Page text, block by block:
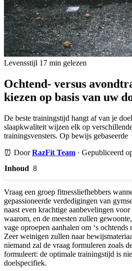
Levensstijl 17 min gelezen
Ochtend- versus
kiezen op basis van uw
De beste trainingstijd hangt af van je
slaapkwaliteit wijzen elk op
trainingsvensters. Op bewijs gebaseerde
⏰ DoorRazFit Team · Gepubliceerd
Inhoud 8
Vraag een groep fitnessliefhebbers
gepassioneerde verdedigingen van
naast even krachtige aanbevelingen
waarom, en de meesten zullen
vage oproepen aanhalen om ‘s ochtends
Zeer weinigen zullen naar
niemand zal de vraag formuleren zoals
formuleert: de optimale trainingstijd is
doelspecifiek.